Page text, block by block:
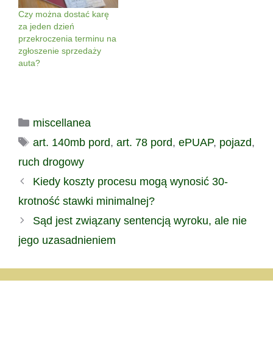
Czy można dostać karę
za jeden dzień
przekroczenia terminu na
zgłoszenie sprzedaży
auta?
Kategorie
miscellanea
Tagi
art. 140mb pord, art. 78 pord, ePUAP, pojazd,
ruch drogowy
Kiedy koszty procesu mogą wynosić 30-
krotność stawki minimalnej?
Sąd jest związany sentencją wyroku, ale nie
jego uzasadnieniem